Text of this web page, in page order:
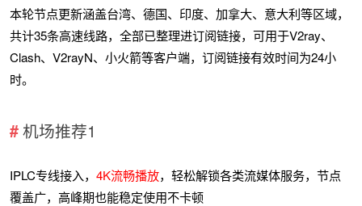
本轮节点更新涵盖台湾、德国、印度、加拿大、意大利等区域，
共计35条高速线路，全部已整理进订阅链接，可用于V2ray、
Clash、V2rayN、小火箭等客户端，订阅链接有效时间为24小
时。
机场推荐1
IPLC专线接入，4K流畅播放，轻松解锁各类流媒体服务，节点
覆盖广，高峰期也能稳定使用不卡顿